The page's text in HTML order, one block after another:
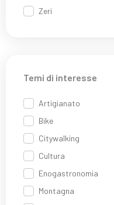
Zeri
Temi di interesse
Artigianato
Bike
Citywalking
Cultura
Enogastronomia
Montagna